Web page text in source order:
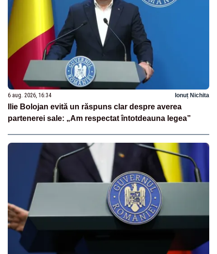
6 aug. 2026, 16:34 Ionuț Nichita
Ilie Bolojan evită un răspuns clar despre averea
partenerei sale: „Am respectat întotdeauna legea”